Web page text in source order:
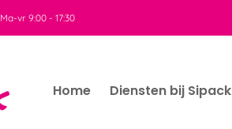
Ma-vr 9:00 - 17:30
Home Diensten bij Sipack